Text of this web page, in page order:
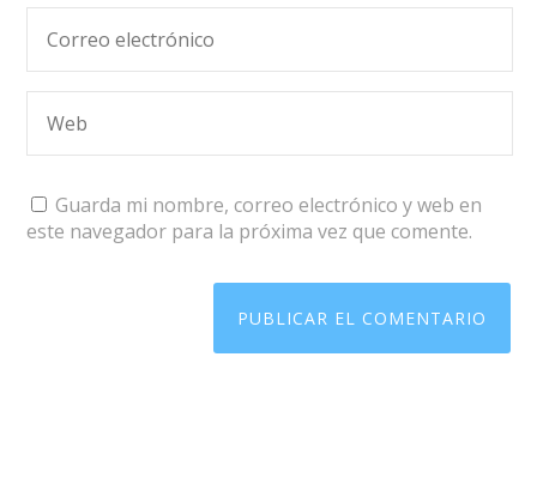
Guarda mi nombre, correo electrónico y web en
este navegador para la próxima vez que comente.